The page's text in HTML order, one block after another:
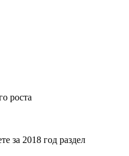
роста
за 2018 год раздел